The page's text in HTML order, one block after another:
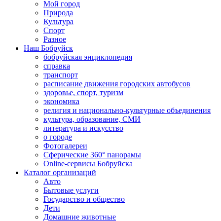
Мой город
Природа
Культура
Спорт
Разное
Наш Бобруйск
бобруйская энциклопедия
справка
транспорт
расписание движения городских автобусов
здоровье, спорт, туризм
экономика
религия и национально-культурные объединения
культура, образование, СМИ
литература и искусство
о городе
Фотогалереи
Сферические 360° панорамы
Online-сервисы Бобруйска
Каталог организаций
Авто
Бытовые услуги
Государство и общество
Дети
Домашние животные